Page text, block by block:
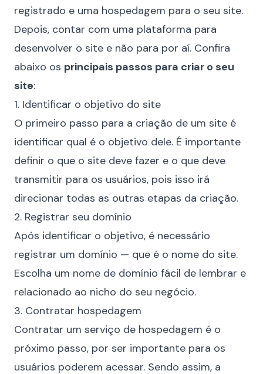
registrado e uma hospedagem para o seu site.
Depois, contar com uma plataforma para
desenvolver o site e não para por aí. Confira
abaixo os principais passos para criar o seu
site:
1. Identificar o objetivo do site
O primeiro passo para a criação de um site é
identificar qual é o objetivo dele. É importante
definir o que o site deve fazer e o que deve
transmitir para os usuários, pois isso irá
direcionar todas as outras etapas da criação.
2. Registrar seu domínio
Após identificar o objetivo, é necessário
registrar um domínio — que é o nome do site.
Escolha um nome de domínio fácil de lembrar e
relacionado ao nicho do seu negócio.
3. Contratar hospedagem
Contratar um serviço de hospedagem é o
próximo passo, por ser importante para os
usuários poderem acessar. Sendo assim, a